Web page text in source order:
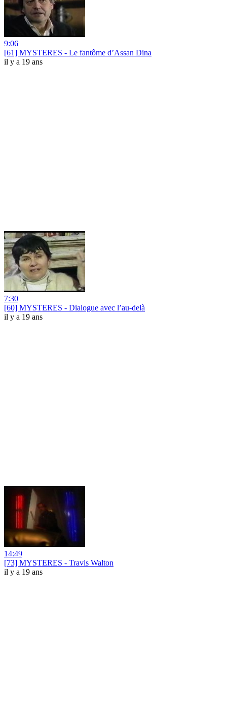
9:06
[61] MYSTERES - Le fantôme d’Assan Dina
il y a 19 ans
7:30
[60] MYSTERES - Dialogue avec l’au-delà
il y a 19 ans
14:49
[73] MYSTERES - Travis Walton
il y a 19 ans